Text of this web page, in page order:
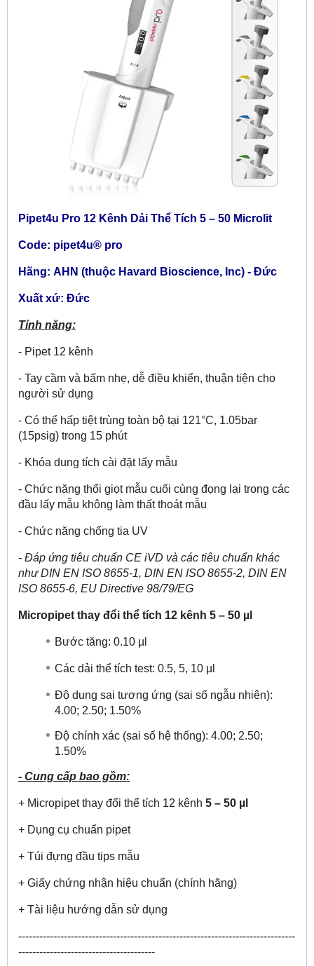
Pipet4u Pro 12 Kênh Dải Thể Tích 5 – 50 Microlit
Code: pipet4u® pro
Hãng: AHN (thuộc Havard Bioscience, Inc) - Đức
Xuất xứ: Đức
Tính năng:
- Pipet 12 kênh
- Tay cầm và bấm nhẹ, dễ điều khiển, thuận tiện cho
người sử dụng
- Có thể hấp tiệt trùng toàn bộ tại 121°C, 1.05bar
(15psig) trong 15 phút
- Khóa dung tích cài đặt lấy mẫu
- Chức năng thổi giọt mẫu cuối cùng đọng lại trong các
đầu lấy mẫu không làm thất thoát mẫu
- Chức năng chống tia UV
- Đáp ứng tiêu chuẩn CE iVD và các tiêu chuẩn khác
như DIN EN ISO 8655-1, DIN EN ISO 8655-2, DIN EN
ISO 8655-6, EU Directive 98/79/EG
Micropipet thay đổi thể tích 12 kênh 5 – 50 µl
Bước tăng: 0.10 µl
Các dải thể tích test: 0.5, 5, 10 µl
Độ dung sai tương ứng (sai số ngẫu nhiên):
4.00; 2.50; 1.50%
Độ chính xác (sai số hệ thống): 4.00; 2.50;
1.50%
- Cung cấp bao gồm:
+ Micropipet thay đổi thể tích 12 kênh 5 – 50 µl
+ Dụng cụ chuẩn pipet
+ Túi đựng đầu tips mẫu
+ Giấy chứng nhận hiệu chuẩn (chính hãng)
+ Tài liệu hướng dẫn sử dụng
​-------------------------------------------------------------------------------
---------------------------------------